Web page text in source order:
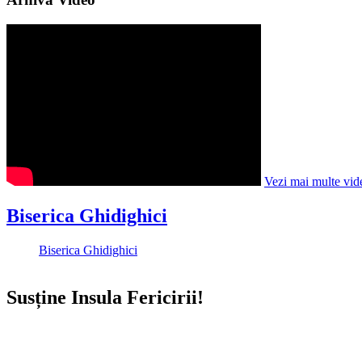
Vezi mai multe
Biserica Ghidighici
Biserica Ghidighici
Susține Insula Fericirii!